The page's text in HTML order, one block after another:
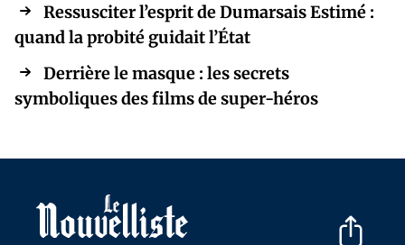
Ressusciter l’esprit de Dumarsais Estimé :
quand la probité guidait l’État
Derrière le masque : les secrets
symboliques des films de super-héros